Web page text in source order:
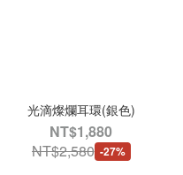
光滴燦爛耳環(銀色)
NT$1,880
NT$2,580 -27%